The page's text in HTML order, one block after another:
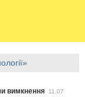
вимкнення 11.07